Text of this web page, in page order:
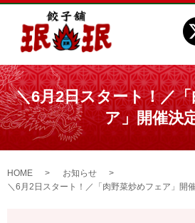
＼6月2日スタート！／
ア」開催決
HOME
お知らせ
＼6月2日スタート！／「肉野菜炒めフェア」開